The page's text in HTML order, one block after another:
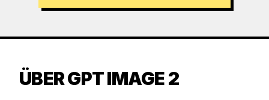
ÜBER GPT IMAGE 2